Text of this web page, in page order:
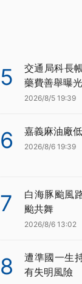
5
交通局科長
藥費善舉曝光
2026/8/5 19:39
6 嘉義麻油廠
2026/8/6 19:39
7
白海豚颱風
颱共舞
2026/8/6 13:02
8
遭準國一生
有失明風險